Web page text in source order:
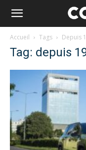
Accueil Tags Depuis
Tag: depuis